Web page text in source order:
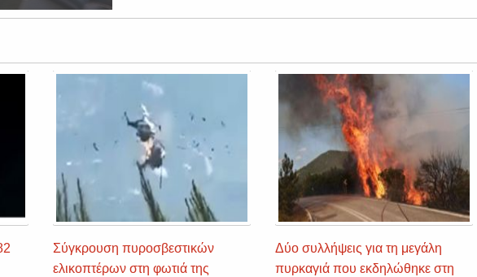
Σύγκρουση πυροσβεστικών
ελικοπτέρων στη φωτιά της
Δύο συλλήψεις για τη μεγάλη
πυρκαγιά που εκδηλώθηκε στη